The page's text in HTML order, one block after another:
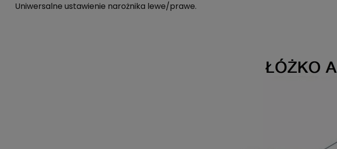
Uniwersalne ustawienie narożnika lewe/prawe.